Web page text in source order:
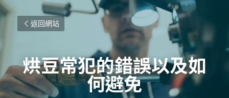
返回網站
烘豆常犯的錯誤以及如
何避免